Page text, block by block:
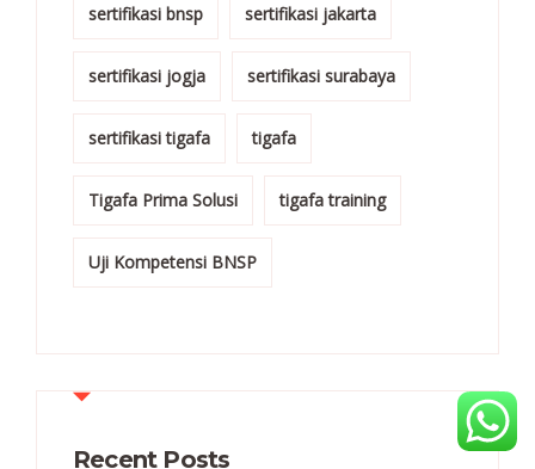
sertifikasi bnsp sertifikasi jakarta
sertifikasi jogja sertifikasi surabaya
sertifikasi tigafa tigafa
Tigafa Prima Solusi tigafa training
Uji Kompetensi BNSP
Recent Posts